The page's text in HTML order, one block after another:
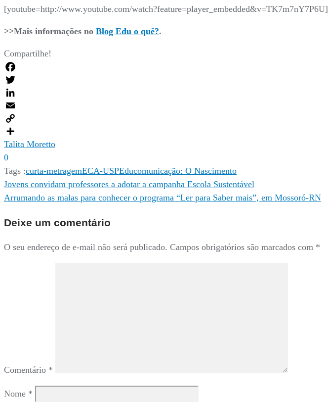
[youtube=http://www.youtube.com/watch?feature=player_embedded&v=TK7m7nY7P6U]
>>Mais informações no Blog Edu o quê?.
Compartilhe!
Facebook
Twitter
LinkedIn
Email
Copy
Link
Compartilhar
Talita Moretto
0
Tags :curta-metragemECA-USPEducomunicação: O Nascimento
Navegação
de
Post
Jovens convidam professores a adotar a campanha Escola Sustentável
Arrumando as malas para conhecer o programa “Ler para Saber mais”, em Mossoró-RN
Deixe um comentário
O seu endereço de e-mail não será publicado. Campos obrigatórios são marcados com *
Comentário *
Nome *